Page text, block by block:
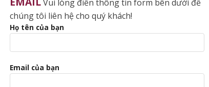
Vui lòng điền thông tin form bên dưới để
chúng tôi liên hệ cho quý khách!
Họ tên của bạn
Email của bạn